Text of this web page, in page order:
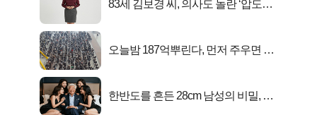
83세 김보경 씨, 의사도 놀란 ‘압도적
오늘밤 187억뿌린다, 먼저 주우면 최
한반도를 흔든 28cm 남성의 비밀, 매